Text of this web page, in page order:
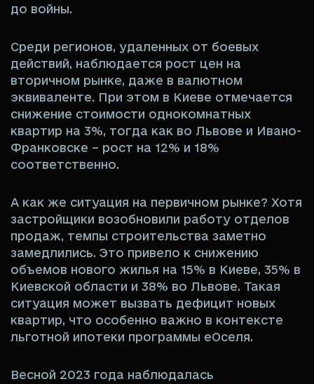
до войны.
Среди регионов, удаленных от боевых
действий, наблюдается рост цен на
вторичном рынке, даже в валютном
эквиваленте. При этом в Киеве отмечается
снижение стоимости однокомнатных
квартир на 3%, тогда как во Львове и Ивано-
Франковске – рост на 12% и 18%
соответственно.
А как же ситуация на первичном рынке? Хотя
застройщики возобновили работу отделов
продаж, темпы строительства заметно
замедлились. Это привело к снижению
объемов нового жилья на 15% в Киеве, 35% в
Киевской области и 38% во Львове. Такая
ситуация может вызвать дефицит новых
квартир, что особенно важно в контексте
льготной ипотеки программы еОселя.
Весной 2023 года наблюдалась